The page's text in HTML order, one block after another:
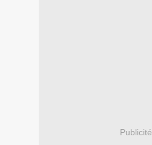
Publicité